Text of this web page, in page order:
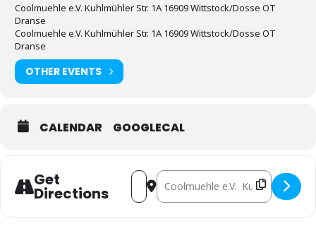
Coolmuehle e.V. Kuhlmühler Str. 1A 16909 Wittstock/Dosse OT
Dranse
Coolmuehle e.V. Kuhlmühler Str. 1A 16909 Wittstock/Dosse OT
Dranse
OTHER EVENTS
CALENDAR GOOGLECAL
Get
Directions
Address - Mantra Tribe @
Destination Address -